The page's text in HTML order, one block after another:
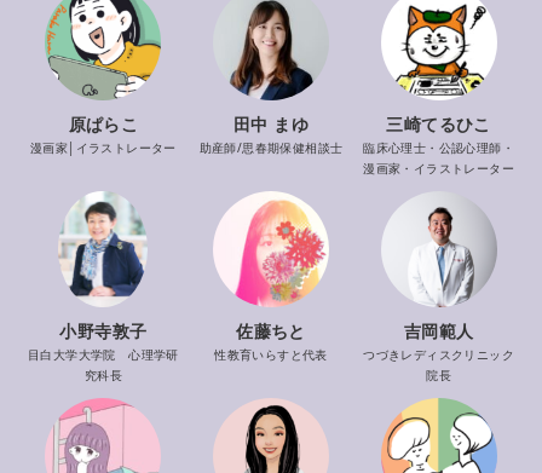
原ぱらこ
漫画家│イラストレーター
田中 まゆ
助産師/思春期保健相談士
三崎てるひこ
臨床心理士・公認心理師・
漫画家・イラストレーター
小野寺敦子
目白大学大学院 心理学研
究科長
佐藤ちと
性教育いらすと代表
吉岡範人
つづきレディスクリニック
院長